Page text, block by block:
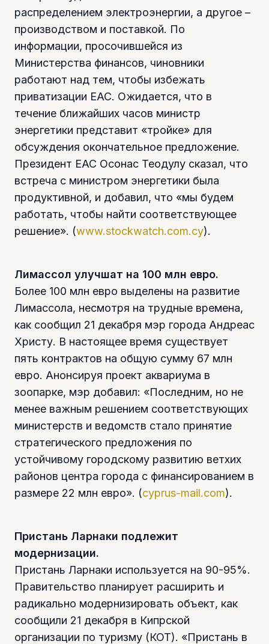
распределением электроэнергии, а другое –
производством и поставкой. По
информации, просочившейся из
Министерства финансов, чиновники
работают над тем, чтобы избежать
приватизации ЕАС. Ожидается, что в
течение ближайших часов министр
энергетики представит «тройке» для
обсуждения окончательное предложение.
Президент EAC Осонас Теодулу сказал, что
встреча с министром энергетики была
продуктивной, и добавил, что «мы будем
работать, чтобы найти соответствующее
решение». (www.stockwatch.com.cy).
Лимассол улучшат на 100 млн евро.
Более 100 млн евро выделены на развитие
Лимассола, несмотря на трудные времена,
как сообщил 21 декабря мэр города Андреас
Христу. В настоящее время существует
пять контрактов на общую сумму 67 млн
евро. Анонсируя проект аквариума в
зоопарке, мэр добавил: «Последним, но не
менее важным решением соответствующих
министерств и ведомств стало принятие
стратегического предложения по
устойчивому городскому развитию ветхих
районов центра города с финансированием в
размере 22 млн евро». (cyprus-mail.com).
Пристань Ларнаки подлежит
модернизации.
Пристань Ларнаки используется на 90-95%.
Правительство планирует расширить и
радикально модернизировать объект, как
сообщили 21 декабря в Кипрской
организации по туризму (КОТ). «Пристань в